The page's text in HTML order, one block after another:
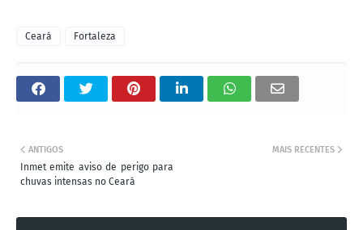
Ceará Fortaleza
MAIS RECENTES
ANTIGOS
Inmet emite aviso de perigo para
chuvas intensas no Ceará